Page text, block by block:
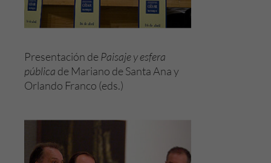
Presentación dePaisaje y esfera
pública de Mariano de Santa Ana y
Orlando Franco (eds.)